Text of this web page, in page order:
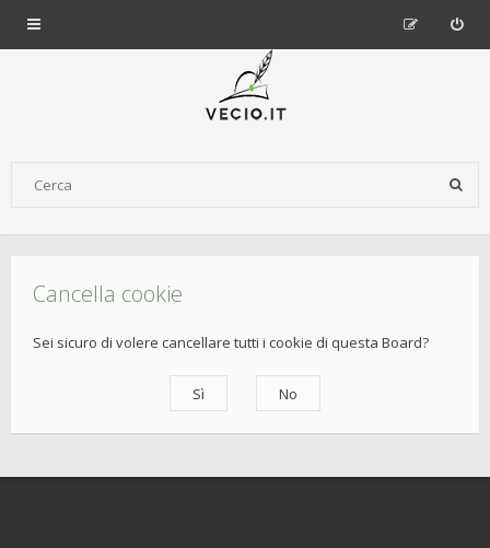
Cancella cookie
Sei sicuro di volere cancellare tutti i cookie di questa Board?